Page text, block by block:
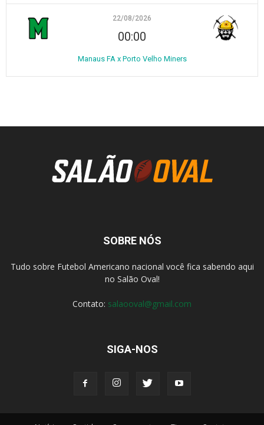
22/08/2026
00:00
Manaus FA x Porto Velho Miners
SOBRE NÓS
Tudo sobre Futebol Americano nacional você fica sabendo aqui
no Salão Oval!
Contato: salaooval@gmail.com
SIGA-NOS